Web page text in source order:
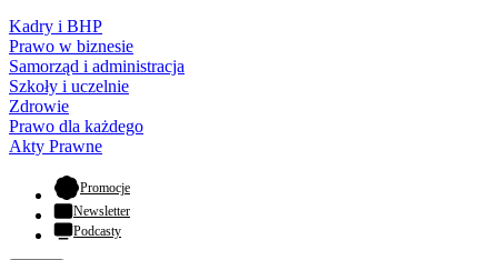
Kadry i BHP
Prawo w biznesie
Samorząd i administracja
Szkoły i uczelnie
Zdrowie
Prawo dla każdego
Akty Prawne
Promocje- otwiera się w nowej karcie
Newsletter
Podcasty